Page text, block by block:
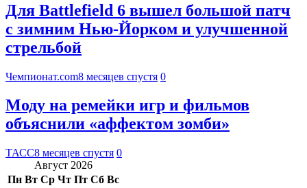
Для Battlefield 6 вышел большой патч
с зимним Нью-Йорком и улучшенной
стрельбой
Чемпионат.com8 месяцев спустя 0
Моду на ремейки игр и фильмов
объяснили «аффектом зомби»
ТАСС8 месяцев спустя 0
Август 2026
Пн Вт Ср Чт Пт Сб Вс